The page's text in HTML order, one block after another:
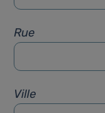
Rue
Ville